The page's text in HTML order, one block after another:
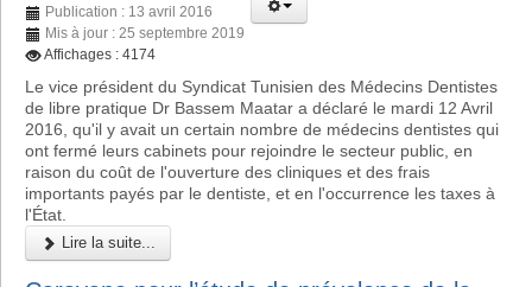
Publication : 13 avril 2016
Mis à jour : 25 septembre 2019
Affichages : 4174
Le vice président du Syndicat Tunisien des Médecins Dentistes
de libre pratique Dr Bassem Maatar a déclaré le mardi 12 Avril
2016, qu'il y avait un certain nombre de médecins dentistes qui
ont fermé leurs cabinets pour rejoindre le secteur public, en
raison du coût de l'ouverture des cliniques et des frais
importants payés par le dentiste, et en l'occurrence les taxes à
l'État.
Lire la suite...